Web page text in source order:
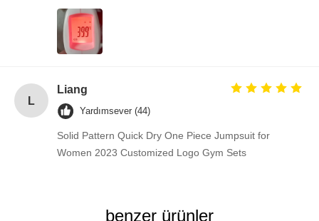
L
Liang
Yardımsever (44)
Solid Pattern Quick Dry One Piece Jumpsuit for
Women 2023 Customized Logo Gym Sets
benzer ürünler